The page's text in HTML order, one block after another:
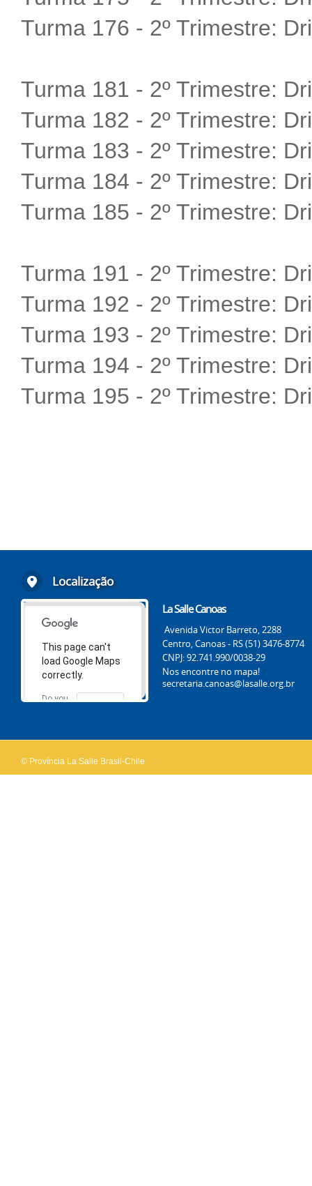
Turma 176 - 2º Trimestre:
Turma 181 - 2º Trimestre:
Turma 182 - 2º Trimestre:
Turma 183 - 2º Trimestre:
Turma 184 - 2º Trimestre:
Turma 185 - 2º Trimestre:
Turma 191 - 2º Trimestre:
Turma 192 - 2º Trimestre:
Turma 193 - 2º Trimestre:
Turma 194 - 2º Trimestre:
Turma 195 - 2º Trimestre:
Localização
This page can't
load Google Maps
correctly.
Do you
OK
La Salle Canoas
Avenida Victor Barreto, 2288
Centro, Canoas - RS (51) 3476-8774
CNPJ: 92.741.990/0038-29
Nos encontre no mapa!
secretaria.canoas@lasalle.org.br
© Província La Salle Brasil-Chile